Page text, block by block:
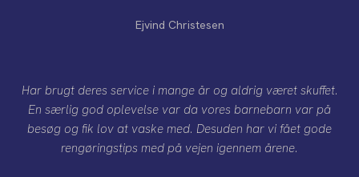
Ejvind Christesen
Har brugt deres service i mange år og aldrig været skuffet.
En særlig god oplevelse var da vores barnebarn var på
besøg og fik lov at vaske med. Desuden har vi fået gode
rengøringstips med på vejen igennem årene.